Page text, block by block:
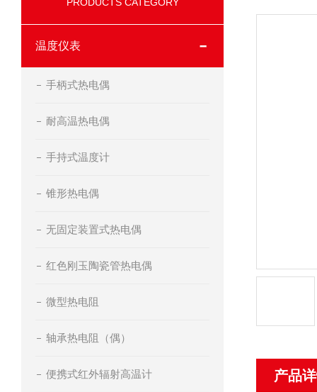
温度仪表
手柄式热电偶
耐高温热电偶
手持式温度计
锥形热电偶
无固定装置式热电偶
红色刚玉陶瓷管热电偶
微型热电阻
轴承热电阻（偶）
便携式红外辐射高温计 产品